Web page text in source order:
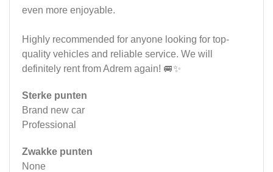
even more enjoyable.
Highly recommended for anyone looking for top-
quality vehicles and reliable service. We will
definitely rent from Adrem again! 🚐✨
Sterke punten
Brand new car
Professional
Zwakke punten
None